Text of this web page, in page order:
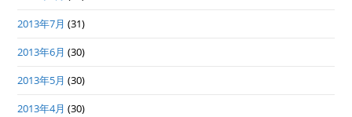
2013年7月 (31)
2013年6月 (30)
2013年5月 (30)
2013年4月 (30)